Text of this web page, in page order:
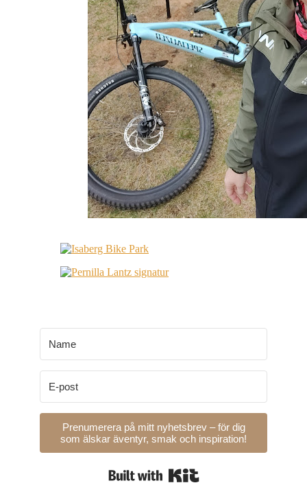
Prenumerera på mitt nyhetsbrev – för dig
som älskar äventyr, smak och inspiration!